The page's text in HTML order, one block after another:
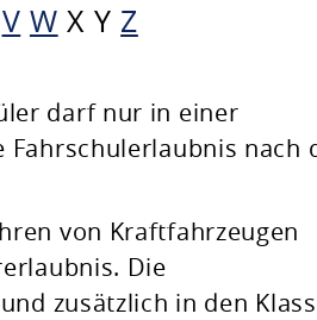
V W X Y Z
darf nur in einer
nach
von Kraftfahrzeugen
Die
zusätzlich in den